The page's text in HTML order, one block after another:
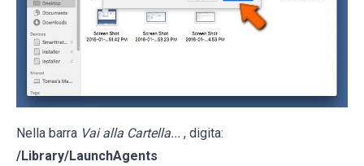
Nella barra Vai alla Cartella... , digita:
/Library/LaunchAgents